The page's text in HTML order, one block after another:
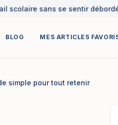
sans se sentir débordé
BLOG MES ARTICLES
simple pour tout retenir